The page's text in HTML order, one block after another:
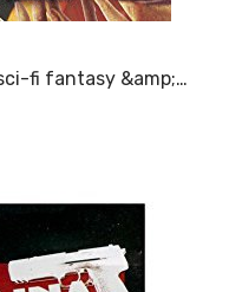
fi fantasy &amp;…